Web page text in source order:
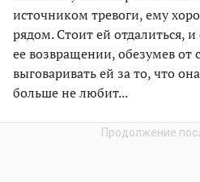
источником тревоги, ему
рядом. Стоит ей отдалиться,
ее возвращении, обезумев от
выговаривать ей за то, что
больше не любит...